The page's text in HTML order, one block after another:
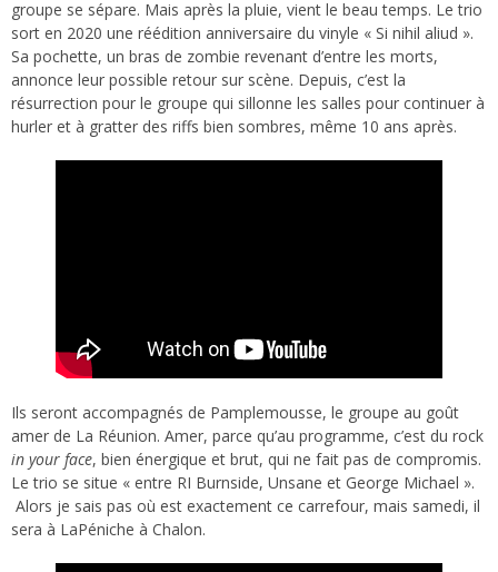
groupe se sépare. Mais après la pluie, vient le beau temps. Le trio
sort en 2020 une réédition anniversaire du vinyle « Si nihil aliud ».
Sa pochette, un bras de zombie revenant d’entre les morts,
annonce leur possible retour sur scène. Depuis, c’est la
résurrection pour le groupe qui sillonne les salles pour continuer à
hurler et à gratter des riffs bien sombres, même 10 ans après.
Ils seront accompagnés de Pamplemousse, le groupe au goût
amer de La Réunion. Amer, parce qu’au programme, c’est du rock
in your face, bien énergique et brut, qui ne fait pas de compromis.
Le trio se situe « entre RI Burnside, Unsane et George Michael ».
Alors je sais pas où est exactement ce carrefour, mais samedi, il
sera à LaPéniche à Chalon.